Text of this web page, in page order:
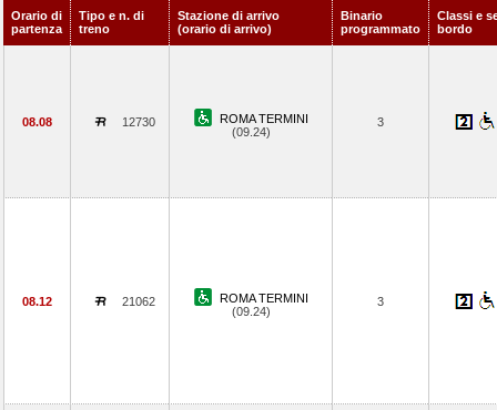
Orario di
partenza
Tipo e n. di
treno
Stazione di arrivo
(orario di arrivo)
Binario
programmato
Classi e
bordo
08.08 12730
ROMA TERMINI
(09.24)
3
08.12 21062
ROMA TERMINI
(09.24)
3